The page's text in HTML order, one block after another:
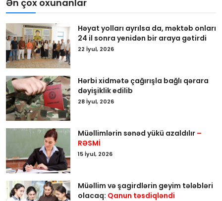
Ən çox oxunanlar
Həyat yolları ayrılsa da, məktəb onları
24 il sonra yenidən bir araya gətirdi
22 İyul, 2026
Hərbi xidmətə çağırışla bağlı qərara
dəyişiklik edilib
28 İyul, 2026
Müəllimlərin sənəd yükü azaldılır –
RƏSMİ
15 İyul, 2026
Müəllim və şagirdlərin geyim tələbləri
olacaq: Qanun təsdiqləndi